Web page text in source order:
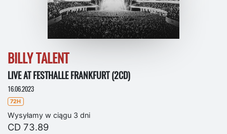
BILLY TALENT
LIVE AT FESTHALLE FRANKFURT (2CD)
16.06.2023
72H
Wysyłamy w ciągu 3 dni
CD 73.89